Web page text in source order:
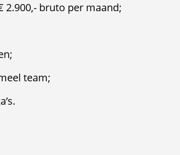
2.900,- bruto per maand;
team;